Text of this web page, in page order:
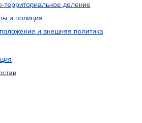
территориальное деление
и полиция
и внешняя политика